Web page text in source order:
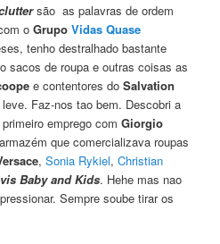
são as palavras de ordem
o Grupo Vidas Quase
tenho destralhado bastante
sacos de roupa e outras coisas as
e contentores doSalvation
Faz-nos tao bem. Descobri a
emprego comGiorgio
que comercializava roupas
,Sonia Rykiel,Christian
Baby and Kids. Hehe mas nao
Sempre soube tirar os